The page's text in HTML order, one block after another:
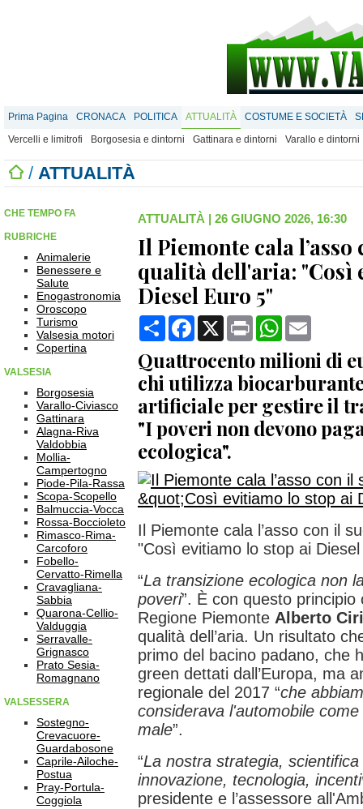
Prima Pagina CRONACA POLITICA ATTUALITÀ COSTUME E SOCIETÀ
Vercelli e limitrofi
Borgosesia e dintorni Gattinara e dintorni Varallo e dintorni
/ ATTUALITÀ
CHE TEMPO FA
RUBRICHE
Animalerie
Benessere e
Salute
Enogastronomia
Oroscopo
Turismo
Valsesia motori
Copertina
VALSESIA
Borgosesia
Varallo-Civiasco
Gattinara
Alagna-Riva
Valdobbia
Mollia-
Campertogno
Piode-Pila-Rassa
Scopa-Scopello
Balmuccia-Vocca
Rossa-Boccioleto
Rimasco-Rima-
Carcoforo
Fobello-
Cervatto-Rimella
Cravagliana-
Sabbia
Quarona-Cellio-
Valduggia
Serravalle-
Grignasco
Prato Sesia-
Romagnano
VALSESSERA
Sostegno-
Crevacuore-
Guardabosone
Caprile-Ailoche-
Postua
Pray-Portula-
Coggiola
ATTUALITÀ | 26 GIUGNO 2026, 16:30
Il Piemonte cala
qualità dell'aria: "Così
Diesel Euro 5"
CondividiFacebook
X Print WhatsApp
Quattrocento milioni di
chi utilizza
artificiale per gestire il
"I poveri non devono
ecologica".
Il Piemonte cala l’asso con il
"Così evitiamo lo stop ai
“La transizione ecologica non
poveri”. È con questo
Regione Piemonte Alberto
qualità dell’aria. Un risultato
primo del bacino padano, che
green dettati dall’Europa, ma
regionale del 2017 “che
considerava l'automobile
male”.
“La nostra strategia,
innovazione, tecnologia,
presidente e l’assessore